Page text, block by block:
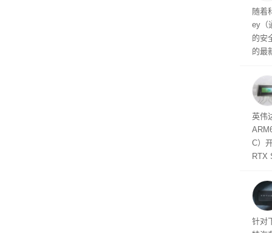
这一
（
户
随着
ey（
的安
的最
内
以利
并
在线
件是
软件
态
英伟
C）
RTX
将
的技
起
针对